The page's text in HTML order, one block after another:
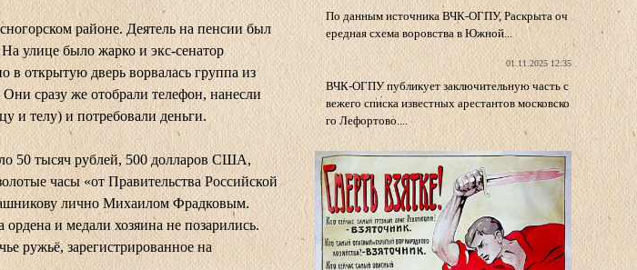
районе. Деятель на пенсии был
улице было жарко и экс-сенатор
открытую дверь ворвалась группа из
сразу же отобрали телефон, нанесли
и телу) и потребовали деньги.
50 тысяч рублей, 500 долларов США,
часы «от Правительства Российской
лично Михаилом Фрадковым.
и медали хозяина не позарились.
ружьё, зарегистрированное на
По данным источника ВЧК-ОГПУ, Раскрыта оч
ередная схема воровства в Южной...
01.11.2025 12:35
ВЧК-ОГПУ публикует заключительную часть с
вежего списка известных арестантов московско
го Лефортово....